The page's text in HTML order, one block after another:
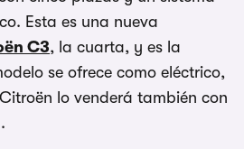
Esta es una nueva
C3, la cuarta, y es la
se ofrece como eléctrico,
lo venderá también con